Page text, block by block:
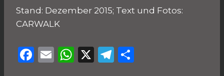
Stand: Dezember 2015; Text und Fotos:
CARWALK
F
E
W X
T